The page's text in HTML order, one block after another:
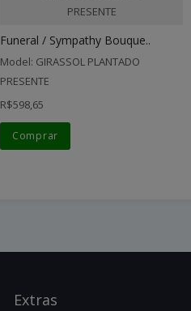
PRESENTE
Funeral / Sympathy Bouque..
Model: GIRASSOL PLANTADO
PRESENTE
R$598,65
Comprar
ExtRas